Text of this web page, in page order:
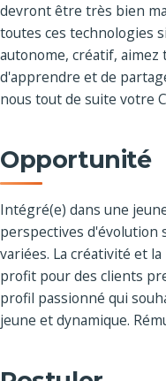
devront être très bien
toutes ces technologies
autonome, créatif, aimez
d'apprendre et de
nous tout de suite votre
Opportunité
Intégré(e) dans une
perspectives d'évolution
variées. La créativité et
profit pour des clients
profil passionné qui
jeune et dynamique.